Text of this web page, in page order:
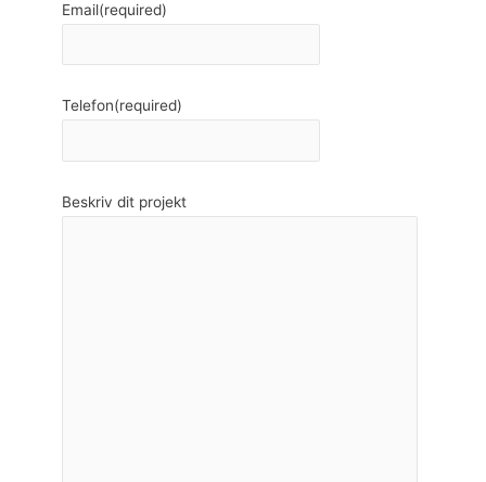
Email(required)
Telefon(required)
Beskriv dit projekt